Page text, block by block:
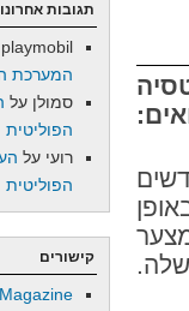
תגובות
playmobil
המערכת
סמולן על
הפוליטית
רועי על
הפוליטית
קישורים